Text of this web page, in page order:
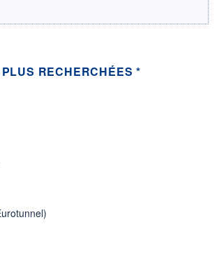
RECHERCHÉES *